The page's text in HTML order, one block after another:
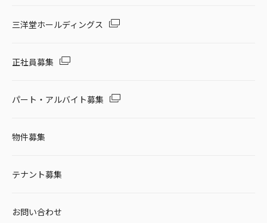
三洋堂ホールディングス
正社員募集
パート・アルバイト募集
物件募集
テナント募集
お問い合わせ